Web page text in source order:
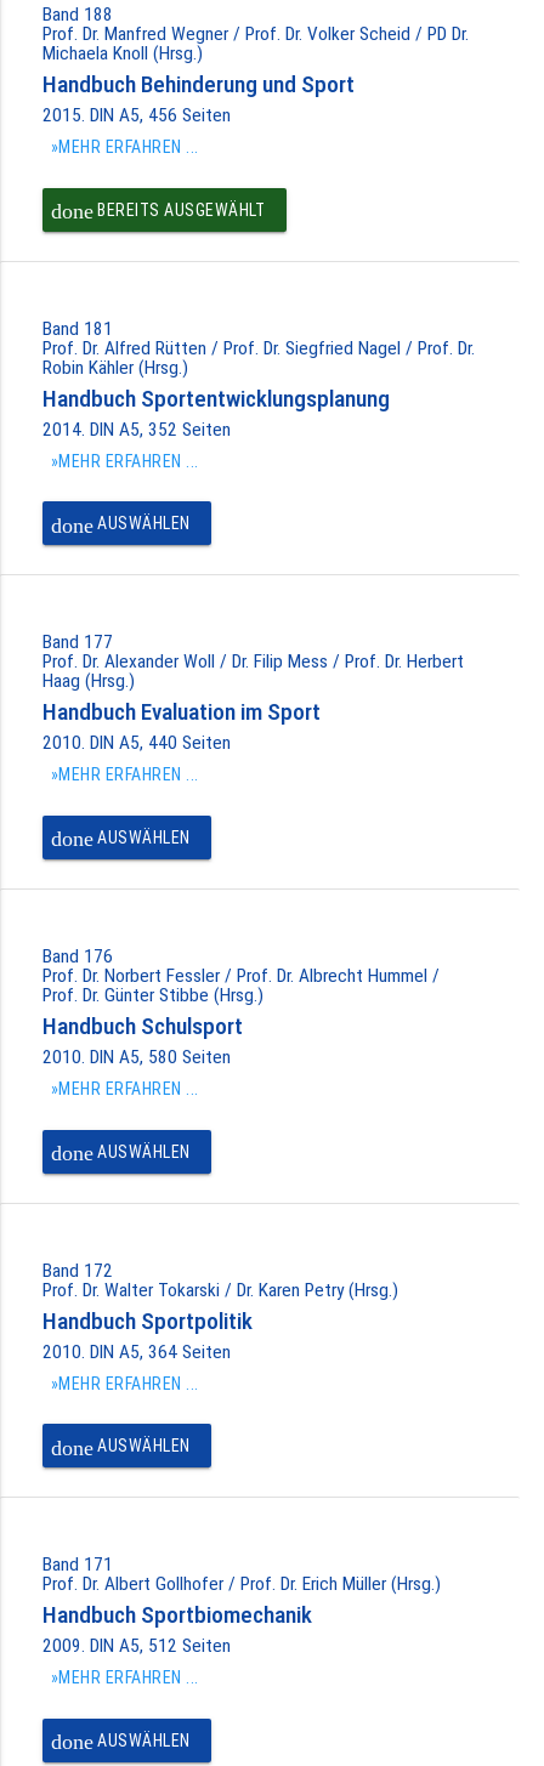
Band 188
Prof. Dr. Manfred Wegner / Prof. Dr. Volker Scheid / PD Dr.
Michaela Knoll (Hrsg.)
Handbuch Behinderung und Sport
2015. DIN A5, 456 Seiten
»MEHR ERFAHREN ...
doneBEREITS AUSGEWÄHLT
Band 181
Prof. Dr. Alfred Rütten / Prof. Dr. Siegfried Nagel / Prof. Dr.
Robin Kähler (Hrsg.)
Handbuch Sportentwicklungsplanung
2014. DIN A5, 352 Seiten
»MEHR ERFAHREN ...
doneAUSWÄHLEN
Band 177
Prof. Dr. Alexander Woll / Dr. Filip Mess / Prof. Dr. Herbert
Haag (Hrsg.)
Handbuch Evaluation im Sport
2010. DIN A5, 440 Seiten
»MEHR ERFAHREN ...
doneAUSWÄHLEN
Band 176
Prof. Dr. Norbert Fessler / Prof. Dr. Albrecht Hummel /
Prof. Dr. Günter Stibbe (Hrsg.)
Handbuch Schulsport
2010. DIN A5, 580 Seiten
»MEHR ERFAHREN ...
doneAUSWÄHLEN
Band 172
Prof. Dr. Walter Tokarski / Dr. Karen Petry (Hrsg.)
Handbuch Sportpolitik
2010. DIN A5, 364 Seiten
»MEHR ERFAHREN ...
doneAUSWÄHLEN
Band 171
Prof. Dr. Albert Gollhofer / Prof. Dr. Erich Müller (Hrsg.)
Handbuch Sportbiomechanik
2009. DIN A5, 512 Seiten
»MEHR ERFAHREN ...
doneAUSWÄHLEN